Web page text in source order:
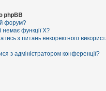
phpBB
форум?
функції X?
з питань некоректного
з адміністратором конференції?